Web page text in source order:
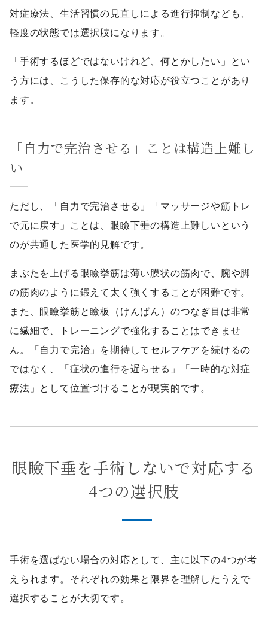
対症療法、生活習慣の見直しによる進行抑制なども、
軽度の状態では選択肢になります。
「手術するほどではないけれど、何とかしたい」とい
う方には、こうした保存的な対応が役立つことがあり
ます。
「自力で完治させる」ことは構造上難し
い
ただし、「自力で完治させる」「マッサージや筋トレ
で元に戻す」ことは、眼瞼下垂の構造上難しいという
のが共通した医学的見解です。
まぶたを上げる眼瞼挙筋は薄い膜状の筋肉で、腕や脚
の筋肉のように鍛えて太く強くすることが困難です。
また、眼瞼挙筋と瞼板（けんばん）のつなぎ目は非常
に繊細で、トレーニングで強化することはできませ
ん。「自力で完治」を期待してセルフケアを続けるの
ではなく、「症状の進行を遅らせる」「一時的な対症
療法」として位置づけることが現実的です。
眼瞼下垂を手術しないで対応する
4つの選択肢
手術を選ばない場合の対応として、主に以下の4つが考
えられます。それぞれの効果と限界を理解したうえで
選択することが大切です。